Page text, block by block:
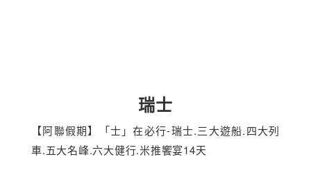
瑞士
【阿聯假期】「士」在必行-瑞士.三大遊船.四大列
車.五大名峰.六大健行.米推饗宴14天